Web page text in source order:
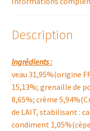
Description
Ingrédients :
veau 31,95%(origine
15,13%; grenaille de
8,65%; crème
de LAIT, stabilisant :
condiment